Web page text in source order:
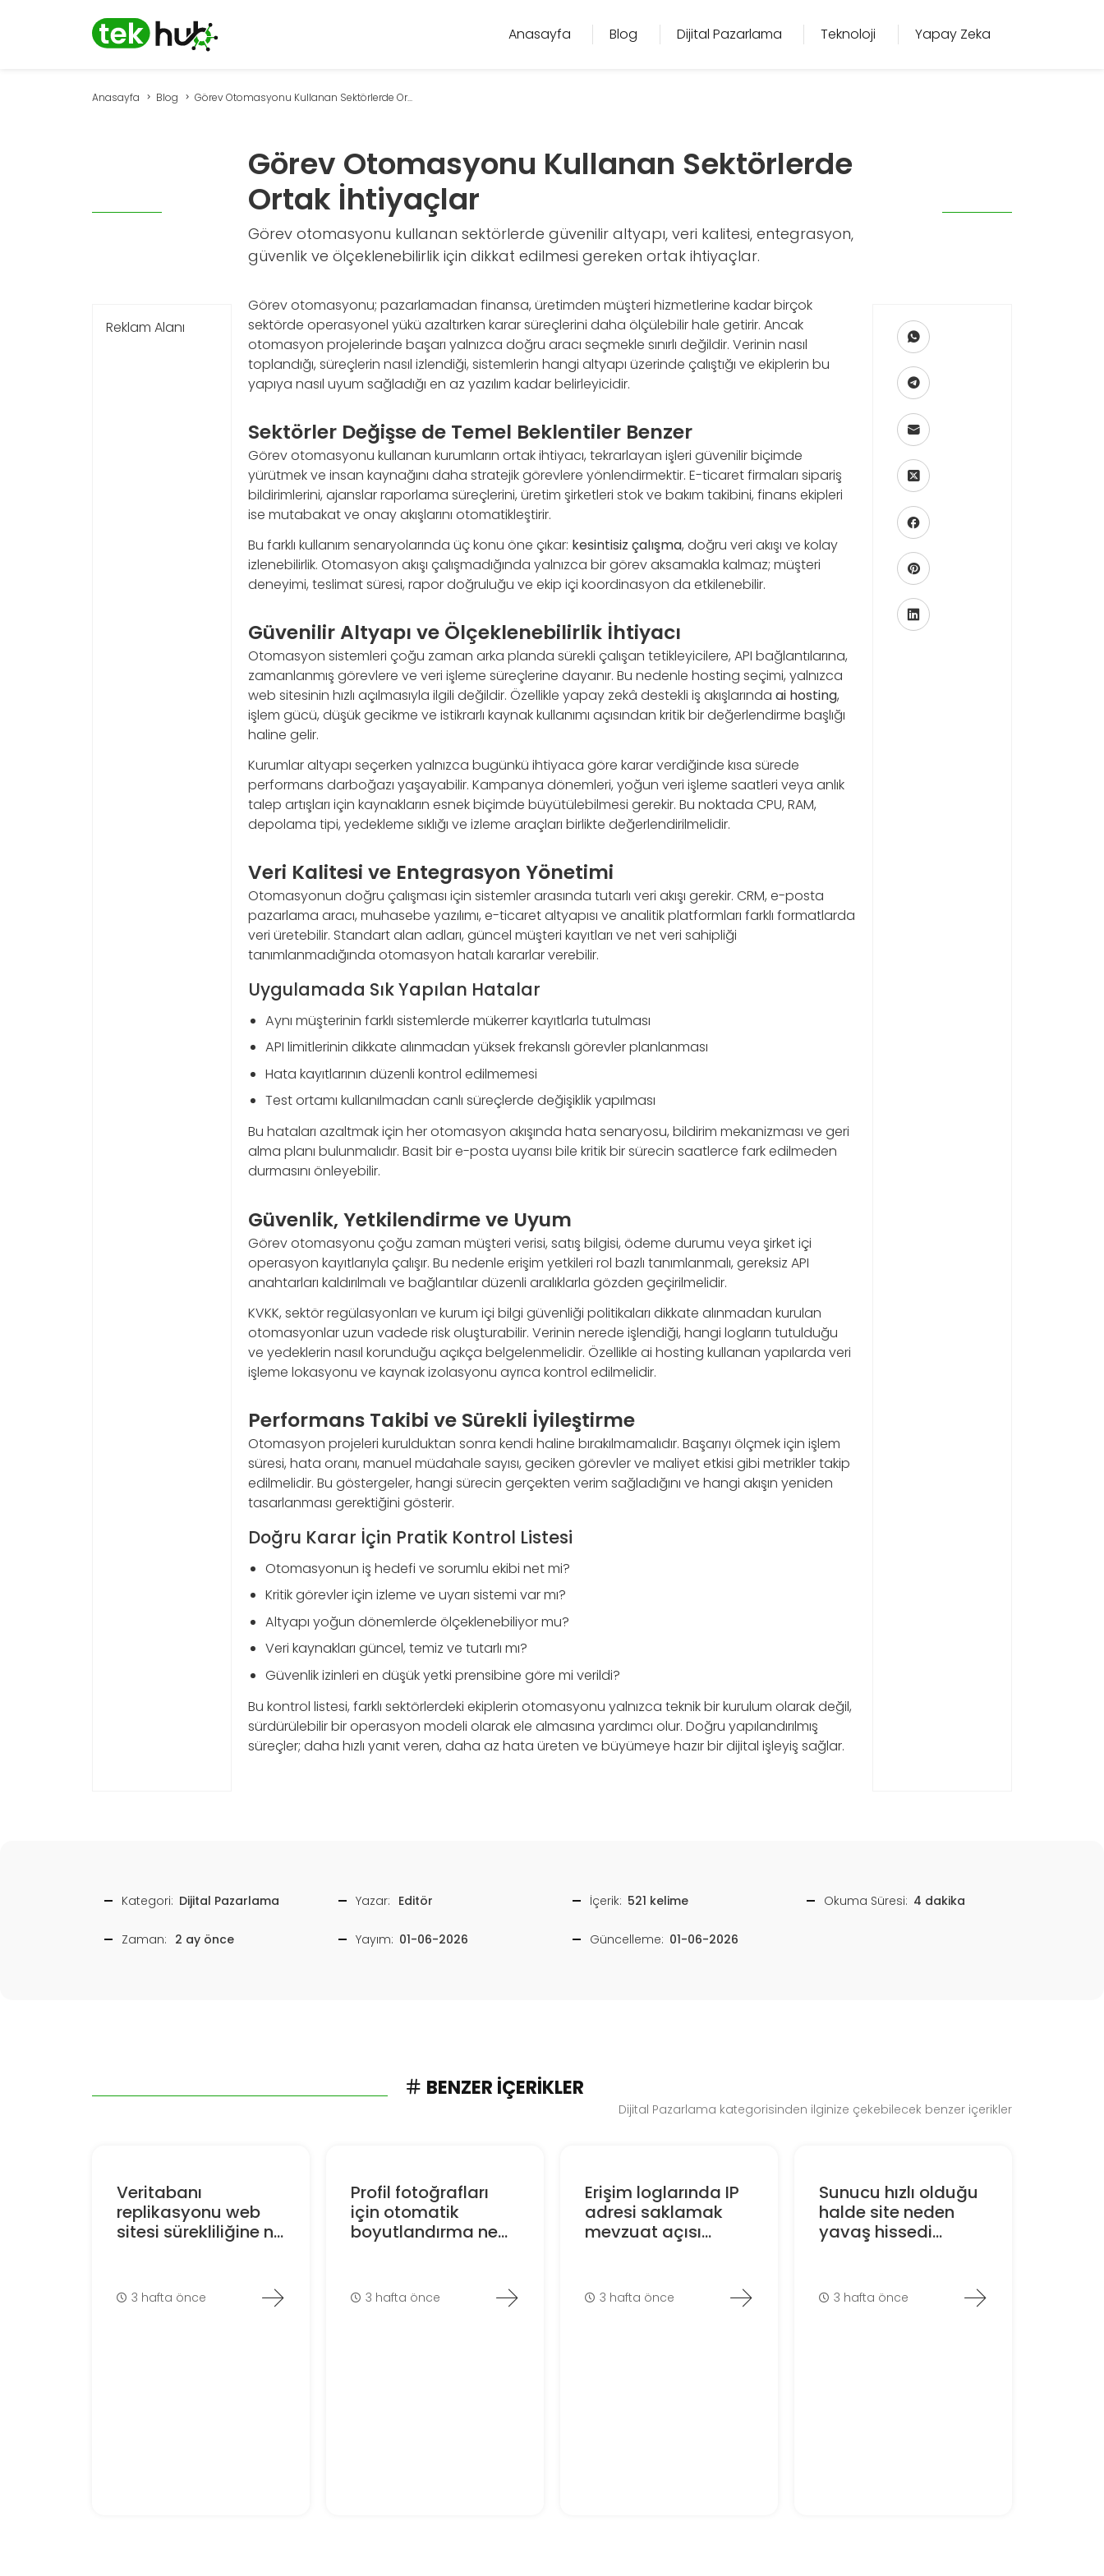
Anasayfa Blog Dijital Pazarlama Teknoloji Yapay Zeka
Anasayfa Blog Görev Otomasyonu Kullanan Sektörlerde Or...
Görev Otomasyonu Kullanan Sektörlerde
Ortak İhtiyaçlar
Görev otomasyonu kullanan sektörlerde güvenilir altyapı, veri kalitesi, entegrasyon,
güvenlik ve ölçeklenebilirlik için dikkat edilmesi gereken ortak ihtiyaçlar.
Reklam Alanı
Görev otomasyonu; pazarlamadan finansa, üretimden müşteri hizmetlerine kadar birçok
sektörde operasyonel yükü azaltırken karar süreçlerini daha ölçülebilir hale getirir. Ancak
otomasyon projelerinde başarı yalnızca doğru aracı seçmekle sınırlı değildir. Verinin nasıl
toplandığı, süreçlerin nasıl izlendiği, sistemlerin hangi altyapı üzerinde çalıştığı ve ekiplerin bu
yapıya nasıl uyum sağladığı en az yazılım kadar belirleyicidir.
Sektörler Değişse de Temel Beklentiler Benzer
Görev otomasyonu kullanan kurumların ortak ihtiyacı, tekrarlayan işleri güvenilir biçimde
yürütmek ve insan kaynağını daha stratejik görevlere yönlendirmektir. E-ticaret firmaları sipariş
bildirimlerini, ajanslar raporlama süreçlerini, üretim şirketleri stok ve bakım takibini, finans ekipleri
ise mutabakat ve onay akışlarını otomatikleştirir.
Bu farklı kullanım senaryolarında üç konu öne çıkar: kesintisiz çalışma, doğru veri akışı ve kolay
izlenebilirlik. Otomasyon akışı çalışmadığında yalnızca bir görev aksamakla kalmaz; müşteri
deneyimi, teslimat süresi, rapor doğruluğu ve ekip içi koordinasyon da etkilenebilir.
Güvenilir Altyapı ve Ölçeklenebilirlik İhtiyacı
Otomasyon sistemleri çoğu zaman arka planda sürekli çalışan tetikleyicilere, API bağlantılarına,
zamanlanmış görevlere ve veri işleme süreçlerine dayanır. Bu nedenle hosting seçimi, yalnızca
web sitesinin hızlı açılmasıyla ilgili değildir. Özellikle yapay zekâ destekli iş akışlarında ai hosting,
işlem gücü, düşük gecikme ve istikrarlı kaynak kullanımı açısından kritik bir değerlendirme başlığı
haline gelir.
Kurumlar altyapı seçerken yalnızca bugünkü ihtiyaca göre karar verdiğinde kısa sürede
performans darboğazı yaşayabilir. Kampanya dönemleri, yoğun veri işleme saatleri veya anlık
talep artışları için kaynakların esnek biçimde büyütülebilmesi gerekir. Bu noktada CPU, RAM,
depolama tipi, yedekleme sıklığı ve izleme araçları birlikte değerlendirilmelidir.
Veri Kalitesi ve Entegrasyon Yönetimi
Otomasyonun doğru çalışması için sistemler arasında tutarlı veri akışı gerekir. CRM, e-posta
pazarlama aracı, muhasebe yazılımı, e-ticaret altyapısı ve analitik platformları farklı formatlarda
veri üretebilir. Standart alan adları, güncel müşteri kayıtları ve net veri sahipliği
tanımlanmadığında otomasyon hatalı kararlar verebilir.
Uygulamada Sık Yapılan Hatalar
Aynı müşterinin farklı sistemlerde mükerrer kayıtlarla tutulması
API limitlerinin dikkate alınmadan yüksek frekanslı görevler planlanması
Hata kayıtlarının düzenli kontrol edilmemesi
Test ortamı kullanılmadan canlı süreçlerde değişiklik yapılması
Bu hataları azaltmak için her otomasyon akışında hata senaryosu, bildirim mekanizması ve geri
alma planı bulunmalıdır. Basit bir e-posta uyarısı bile kritik bir sürecin saatlerce fark edilmeden
durmasını önleyebilir.
Güvenlik, Yetkilendirme ve Uyum
Görev otomasyonu çoğu zaman müşteri verisi, satış bilgisi, ödeme durumu veya şirket içi
operasyon kayıtlarıyla çalışır. Bu nedenle erişim yetkileri rol bazlı tanımlanmalı, gereksiz API
anahtarları kaldırılmalı ve bağlantılar düzenli aralıklarla gözden geçirilmelidir.
KVKK, sektör regülasyonları ve kurum içi bilgi güvenliği politikaları dikkate alınmadan kurulan
otomasyonlar uzun vadede risk oluşturabilir. Verinin nerede işlendiği, hangi logların tutulduğu
ve yedeklerin nasıl korunduğu açıkça belgelenmelidir. Özellikle ai hosting kullanan yapılarda veri
işleme lokasyonu ve kaynak izolasyonu ayrıca kontrol edilmelidir.
Performans Takibi ve Sürekli İyileştirme
Otomasyon projeleri kurulduktan sonra kendi haline bırakılmamalıdır. Başarıyı ölçmek için işlem
süresi, hata oranı, manuel müdahale sayısı, geciken görevler ve maliyet etkisi gibi metrikler takip
edilmelidir. Bu göstergeler, hangi sürecin gerçekten verim sağladığını ve hangi akışın yeniden
tasarlanması gerektiğini gösterir.
Doğru Karar İçin Pratik Kontrol Listesi
Otomasyonun iş hedefi ve sorumlu ekibi net mi?
Kritik görevler için izleme ve uyarı sistemi var mı?
Altyapı yoğun dönemlerde ölçeklenebiliyor mu?
Veri kaynakları güncel, temiz ve tutarlı mı?
Güvenlik izinleri en düşük yetki prensibine göre mi verildi?
Bu kontrol listesi, farklı sektörlerdeki ekiplerin otomasyonu yalnızca teknik bir kurulum olarak değil,
sürdürülebilir bir operasyon modeli olarak ele almasına yardımcı olur. Doğru yapılandırılmış
süreçler; daha hızlı yanıt veren, daha az hata üreten ve büyümeye hazır bir dijital işleyiş sağlar.
Kategori: Dijital Pazarlama Yazar: Editör İçerik: 521 kelime Okuma Süresi: 4 dakika
Zaman: 2 ay önce Yayım: 01-06-2026 Güncelleme: 01-06-2026
BENZER İÇERIKLER
Dijital Pazarlama kategorisinden ilginize çekebilecek benzer içerikler
Veritabanı
replikasyonu web
sitesi sürekliliğine n...
3 hafta önce
Profil fotoğrafları
için otomatik
boyutlandırma ne...
3 hafta önce
Erişim loglarında IP
adresi saklamak
mevzuat açısı...
3 hafta önce
Sunucu hızlı olduğu
halde site neden
yavaş hissedi...
3 hafta önce